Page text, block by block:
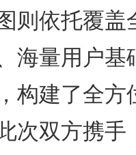
则依托覆盖
海量用户基
构建了全方
次双方携手